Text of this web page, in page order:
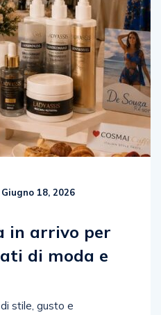
Giugno 18, 2026
in arrivo per
di moda e
stile, gusto e